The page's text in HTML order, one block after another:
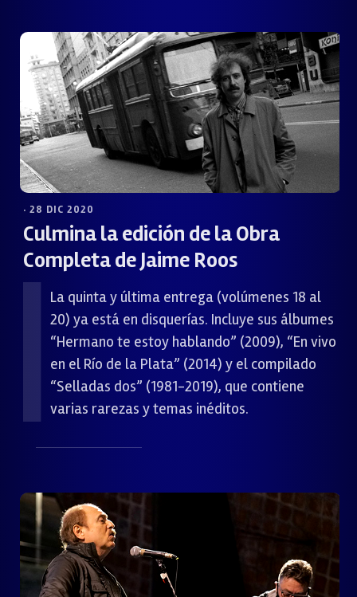
· 28 DIC 2020
Culmina la edición de la Obra
Completa de Jaime Roos
La quinta y última entrega (volúmenes 18 al
20) ya está en disquerías. Incluye sus álbumes
“Hermano te estoy hablando” (2009), “En vivo
en el Río de la Plata” (2014) y el compilado
“Selladas dos” (1981-2019), que contiene
varias rarezas y temas inéditos.